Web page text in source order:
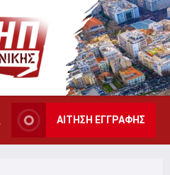
ΑΙΤΗΣΗ ΕΓΓΡΑΦΗΣ